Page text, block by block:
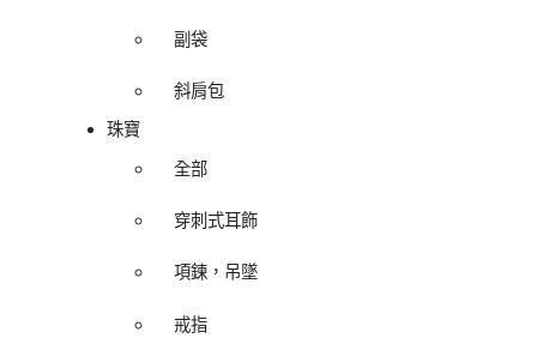
副袋
斜肩包
珠寶
全部
穿刺式耳飾
項鍊，吊墜
戒指